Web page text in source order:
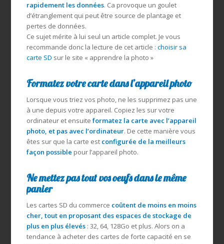
rapidement les données. Ca provoque un goulet
d’étranglement qui peut être source de plantage et
pertes de données.
Ce sujet mérite à lui seul un article complet. Je vous
recommande donc la lecture de cet article : choisir sa
carte SD sur le site « apprendre la photo »
Formatez votre carte dans l’appareil photo
Lorsque vous triez vos photo, ne les supprimez pas une
à une depuis votre appareil. Copiez les sur votre
ordinateur et ensuite formatez la carte avec l’appareil
photo, et pas avec l’ordinateur. De cette manière vous
êtes sur que la carte est configurée de la meilleurs
façon possible pour l’appareil photo.
Ne mettez pas tout vos oeufs dans le même
panier
Les cartes SD du commerce coûtent de moins en moins
cher, tout en proposant des espaces de stockage de
plus en plus élevés: 32, 64, 128Go et plus. Alors on a
tendance à acheter des cartes de forte capacité en se